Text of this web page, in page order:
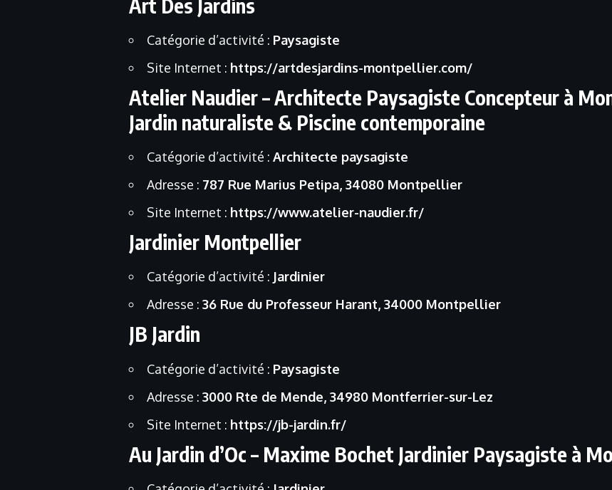
Art Des Jardins
Catégorie d’activité : Paysagiste
Site Internet : https://artdesjardins-montpellier.com/
Atelier Naudier – Architecte Paysagiste Concepteur à
Jardin naturaliste & Piscine contemporaine
Catégorie d’activité : Architecte paysagiste
Adresse : 787 Rue Marius Petipa, 34080 Montpellier
Site Internet : https://www.atelier-naudier.fr/
Jardinier Montpellier
Catégorie d’activité : Jardinier
Adresse : 36 Rue du Professeur Harant, 34000 Montpellier
JB Jardin
Catégorie d’activité : Paysagiste
Adresse : 3000 Rte de Mende, 34980 Montferrier-sur-Lez
Site Internet : https://jb-jardin.fr/
Au Jardin d’Oc – Maxime Bochet Jardinier Paysagiste à